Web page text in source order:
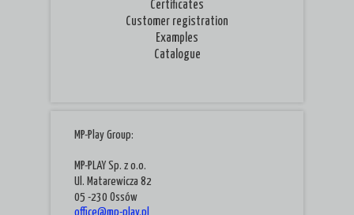
Certificates
Customer registration
Examples
Catalogue
MP-Play Group:
MP-PLAY Sp. z o.o.
Ul. Matarewicza 82
05 -230 Ossów
office@mp-play.pl